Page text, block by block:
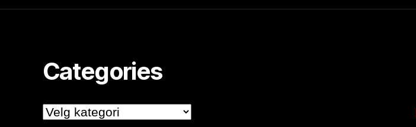
Categories
Categories